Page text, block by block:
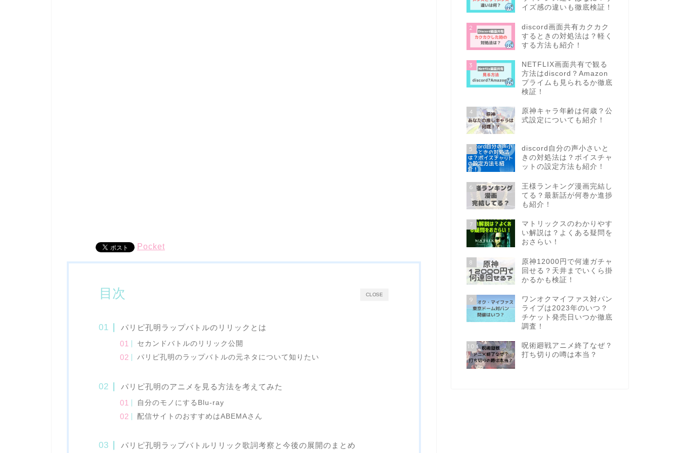
Pocket
CLOSE
目次
パリピ孔明ラップバトルのリリックとは
セカンドバトルのリリック公開
パリピ孔明のラップバトルの元ネタについて知りたい
パリピ孔明のアニメを見る方法を考えてみた
自分のモノにするBlu-ray
配信サイトのおすすめはABEMAさん
パリピ孔明ラップバトルリリック歌詞考察と今後の展開のまとめ
イズ感の違いも徹底検証！
2
discord画面共有カクカク
するときの対処法は？軽く
する方法も紹介！
3
NETFLIX画面共有で観る
方法はdiscord？Amazon
プライムも見られるか徹底
検証！
4
原神キャラ年齢は何歳？公
式設定についても紹介！
5
discord自分の声小さいと
きの対処法は？ボイスチャ
ットの設定方法も紹介！
6
王様ランキング漫画完結し
てる？最新話が何巻か進捗
も紹介！
7
マトリックスのわかりやす
い解説は？よくある疑問を
おさらい！
8
原神12000円で何連ガチャ
回せる？天井までいくら掛
かるかも検証！
9
ワンオクマイファス対バン
ライブは2023年のいつ？
チケット発売日いつか徹底
調査！
10
呪術廻戦アニメ終了なぜ？
打ち切りの噂は本当？